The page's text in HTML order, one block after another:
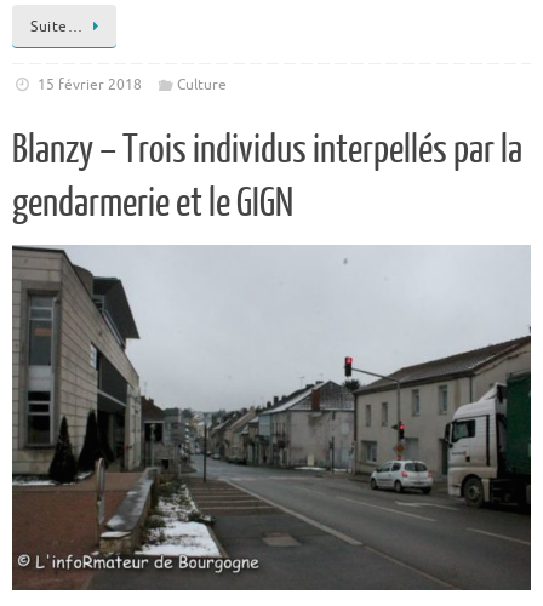
Suite…
15 février 2018 Culture
Blanzy – Trois individus interpellés par la
gendarmerie et le GIGN